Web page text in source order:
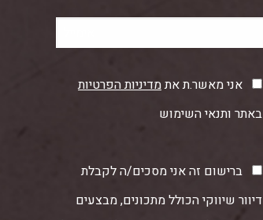
אני מאשר.ת אתמדיניות הפרטיות
באתר ותנאי השימוש
ברישום זה אני מסכים/ה לקבלת
דיוור שיווקי הכולל מתכונים, מבצעים